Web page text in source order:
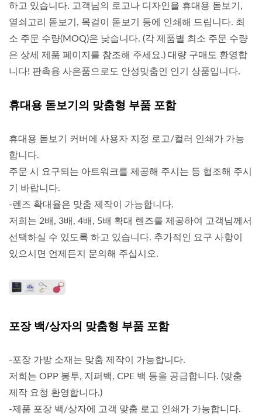
하고 있습니다. 고객님의 로고나 디자인을 휴대용 돋보기,
열쇠고리 돋보기, 목걸이 돋보기 등에 인쇄해 드립니다. 최
소 주문 수량(MOQ)은 낮습니다. (각 제품별 최소 주문 수량
은 상세 제품 페이지를 참조해 주세요.) 대량 구매도 환영합
니다! 판촉용 사은품으로도 안성맞춤인 인기 상품입니다.
휴대용 돋보기의 맞춤형 부품 포함
휴대용 돋보기 커버에 사용자 지정 로고/컬러 인쇄가 가능
합니다.
주문 시 요구되는 아트워크를 제공해 주시는 등 협조해 주시
기 바랍니다.
-렌즈 확대율은 맞춤 제작이 가능합니다.
저희는 2배, 3배, 4배, 5배 확대 렌즈를 제공하여 고객님께서
선택하실 수 있도록 하고 있습니다. 추가적인 요구 사항이
있으시면 언제든지 문의해 주십시오.
포장 백/상자의 맞춤형 부품 포함
-포장 가방 소재는 맞춤 제작이 가능합니다.
저희는 OPP 봉투, 지퍼백, CPE 백 등을 공급합니다. (맞춤
제작 요청 환영합니다.)
-제품 포장 백/상자에 고객 맞춤 로고 인쇄가 가능합니다.